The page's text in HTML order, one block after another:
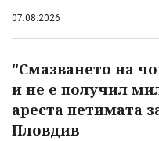
07.08.2026
"Смазването на
и не е получил
ареста петимата
Пловдив